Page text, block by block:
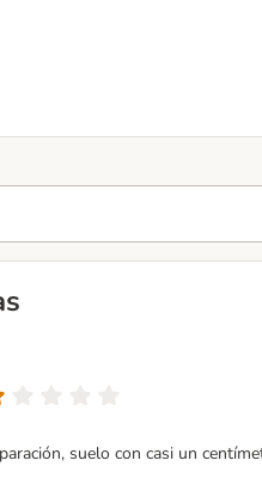
suelo con casi un